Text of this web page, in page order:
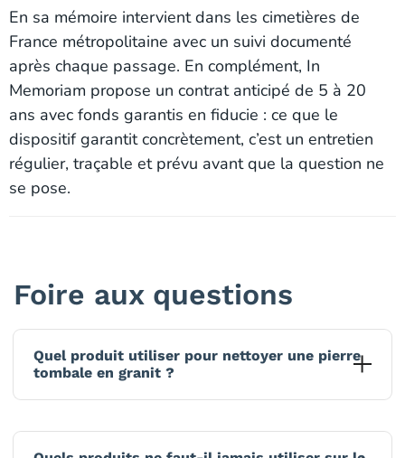
En sa mémoire intervient dans les cimetières de
France métropolitaine avec un suivi documenté
après chaque passage. En complément, In
Memoriam propose un contrat anticipé de 5 à 20
ans avec fonds garantis en fiducie : ce que le
dispositif garantit concrètement, c’est un entretien
régulier, traçable et prévu avant que la question ne
se pose.
Foire aux questions
Quel produit utiliser pour nettoyer une pierre
tombale en granit ?
Pour nettoyer une pierre tombale en granit,